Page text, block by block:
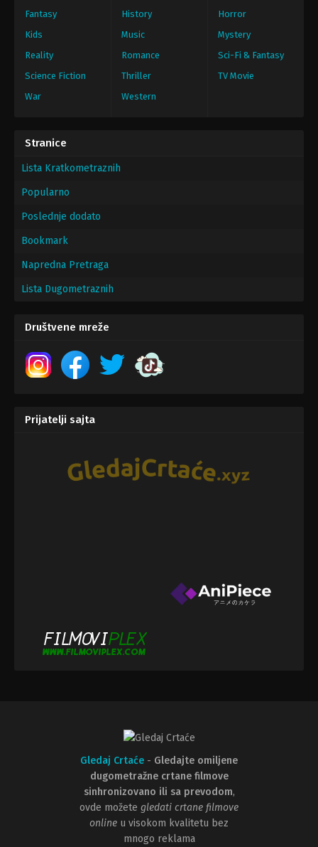
Fantasy
History
Horror
Kids
Music
Mystery
Reality
Romance
Sci-Fi & Fantasy
Science Fiction
Thriller
TV Movie
War
Western
Stranice
Lista Kratkometraznih
Popularno
Poslednje dodato
Bookmark
Napredna Pretraga
Lista Dugometraznih
Društvene mreže
Prijatelji sajta
Gledaj Crtaće - Gledajte omiljene
dugometražne crtane filmove
sinhronizovano ili sa prevodom,
ovde možete gledati crtane filmove
online u visokom kvalitetu bez
mnogo reklama